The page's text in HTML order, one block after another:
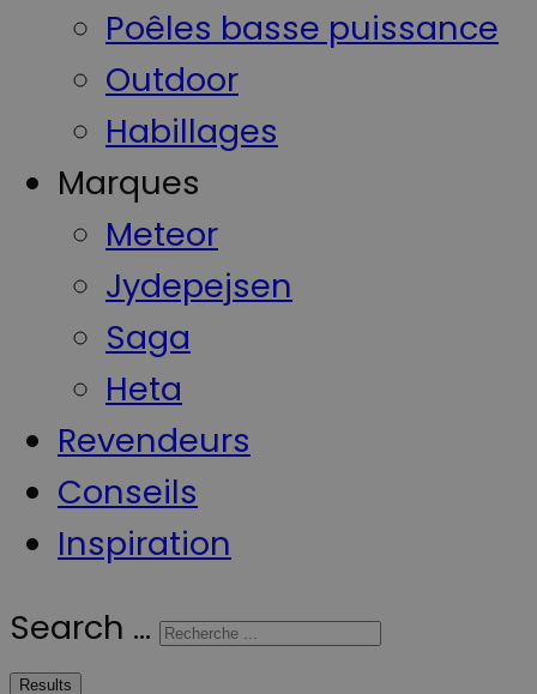
Poêles basse puissance
Outdoor
Habillages
Marques
Meteor
Jydepejsen
Saga
Heta
Revendeurs
Conseils
Inspiration
Search ...
Results